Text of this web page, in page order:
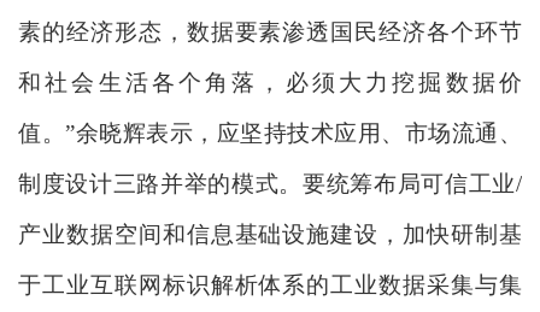
素的经济形态，数据要素渗透国民经济各个环节
和社会生活各个角落，必须大力挖掘数据价
值。”余晓辉表示，应坚持技术应用、市场流通、
制度设计三路并举的模式。要统筹布局可信工业/
产业数据空间和信息基础设施建设，加快研制基
于工业互联网标识解析体系的工业数据采集与集